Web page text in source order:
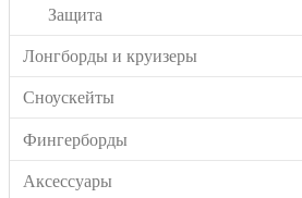
Защита
Лонгборды и круизеры
Сноускейты
Фингерборды
Аксессуары